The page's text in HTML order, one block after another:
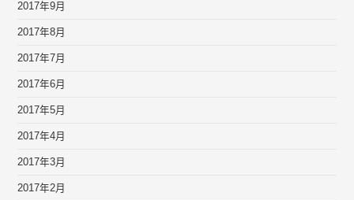
2017年9月
2017年8月
2017年7月
2017年6月
2017年5月
2017年4月
2017年3月
2017年2月